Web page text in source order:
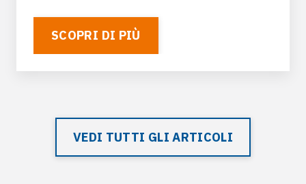
SCOPRI DI PIÙ
VEDI TUTTI GLI ARTICOLI